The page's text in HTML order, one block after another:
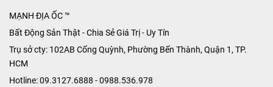
MẠNH ĐỊA ỐC ™
Bất Động Sản Thật - Chia Sẻ Giá Trị - Uy Tín
Trụ sở cty: 102AB Cống Quỳnh, Phường Bến Thành, Quận 1, TP.
HCM
Hotline: 09.3127.6888 - 0988.536.978